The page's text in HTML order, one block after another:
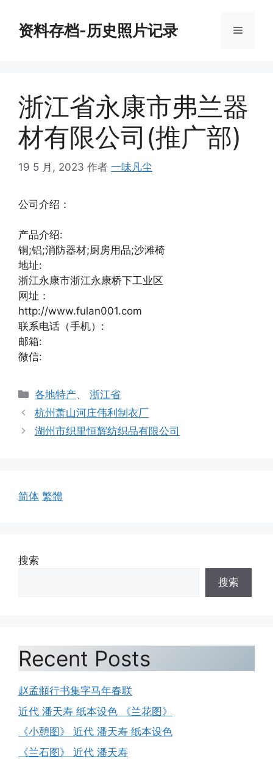
资料存档-历史照片记录 菜
浙江省永康市弗兰器
材有限公司(推广部)
19 5 月, 2023 作者 一味凡尘
公司介绍：
产品介绍:
铜;铝;消防器材;厨房用品;沙滩椅
地址:
浙江永康市浙江永康桥下工业区
网址：
http://www.fulan001.com
联系电话（手机）:
邮箱:
微信:
分
类
各地特产、浙江省
杭州萧山河庄伟利制衣厂
湖州市织里恒辉纺织品有限公司
简体 繁體
搜索
搜索
Recent Posts
赵孟頫行书集字马年春联
近代 潘天寿 纸本设色 《兰花图》
《小憩图》 近代 潘天寿 纸本设色
《兰石图》 近代 潘天寿